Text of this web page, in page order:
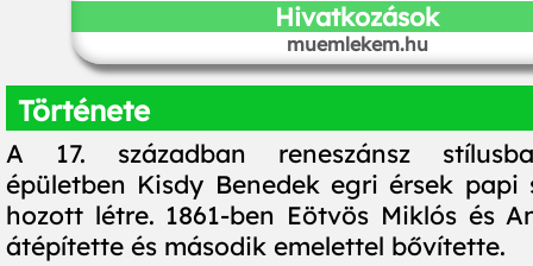
Hivatkozások
muemlekem.hu
Története
A 17. században reneszánsz
épületben Kisdy Benedek egri érsek papi
hozott létre. 1861-ben Eötvös Miklós és
átépítette és második emelettel bővítette.